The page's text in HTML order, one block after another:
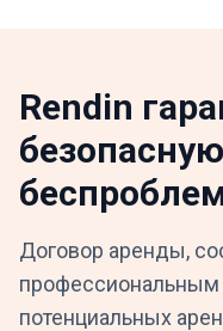
Rendin
Договор аренды,
потенциальных